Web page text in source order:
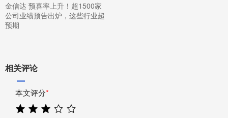
金信达 预喜率上升！超1500家
公司业绩预告出炉，这些行业超
预期
相关评论
本文评分*